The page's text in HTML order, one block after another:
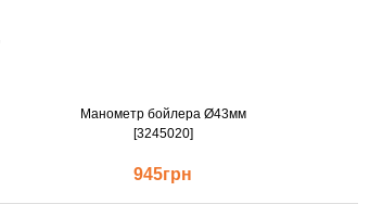
Манометр бойлера Ø43мм
[3245020]
945грн